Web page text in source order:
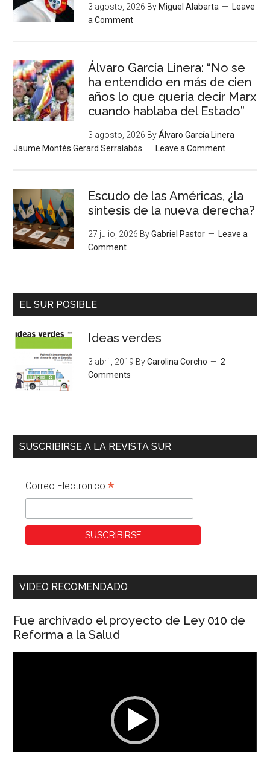
3 agosto, 2026 By Miguel Alabarta
Leave
a Comment
Álvaro García Linera: “No se
ha entendido en más de cien
años lo que quería decir Marx
cuando hablaba del Estado”
3 agosto, 2026 ByÁlvaro García Linera
Jaume Montés Gerard Serralabós
Leave a Comment
Escudo de las Américas, ¿la
síntesis de la nueva derecha?
27 julio, 2026 ByGabriel Pastor
Leave a
Comment
EL SUR POSIBLE
Ideas verdes
3 abril, 2019 ByCarolina Corcho
2
Comments
SUSCRIBIRSE A LA REVISTA SUR
Correo Electronico*
VIDEO RECOMENDADO
Fue archivado el proyecto de Ley 010 de
Reforma a la Salud